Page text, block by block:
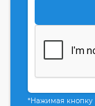
*Нажимая кнопку